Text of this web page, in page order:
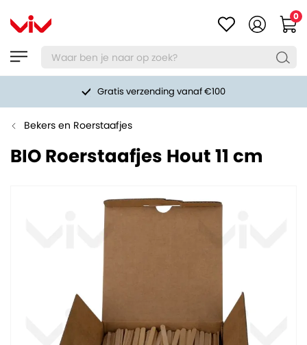
0
Gratis verzending vanaf €100
Bekers en Roerstaafjes
BIO Roerstaafjes Hout 11 cm